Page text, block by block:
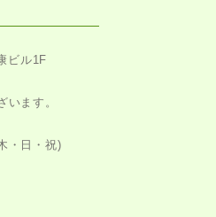
ビル1F
います。
・日・祝)